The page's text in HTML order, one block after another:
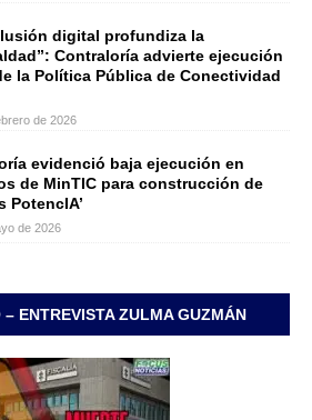
digital profundiza la
Contraloría advierte ejecución
la Política Pública de Conectividad
de 2026
evidenció baja ejecución en
de MinTIC para construcción de
PotencIA’
de 2026
ENTREVISTA ZULMA GUZMÁN